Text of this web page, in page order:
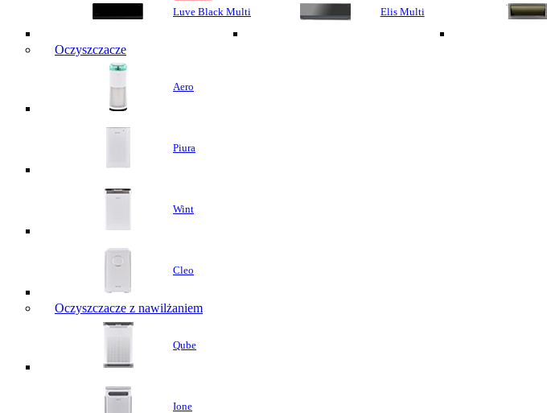
Luve Black Multi Elis Multi
Oczyszczacze
Aero
Piura
Wint
Cleo
Oczyszczacze z nawilżaniem
Qube
Ione